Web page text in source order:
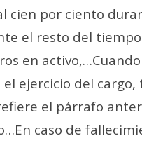
cien por ciento
el resto del
en
ejercicio del
el párrafo
caso de